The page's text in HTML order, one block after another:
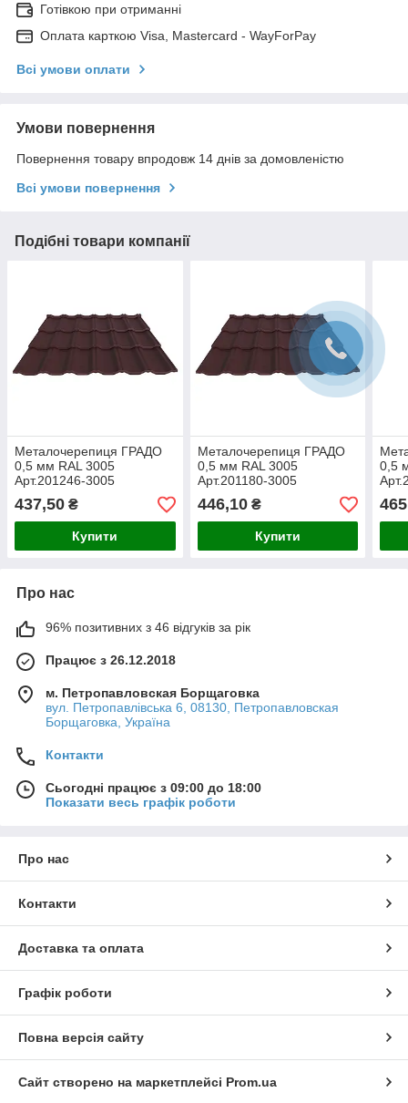
Готівкою при отриманні
Оплата карткою Visa, Mastercard - WayForPay
Всі умови оплати
Умови повернення
Повернення товару впродовж 14 днів за домовленістю
Всі умови повернення
Подібні товари компанії
Металочерепиця ГРАДО
0,5 мм RAL 3005
Арт.201246-3005
437,50 ₴
Купити
Металочерепиця ГРАДО
0,5 мм RAL 3005
Арт.201180-3005
446,10₴
Купити
0,5
Про нас
96% позитивних з 46 відгуків за рік
Працює з 26.12.2018
м. Петропавловская Борщаговка
вул. Петропавлівська 6, 08130, Петропавловская
Борщаговка, Україна
Контакти
Сьогодні працює з 09:00 до 18:00
Показати весь графік роботи
Про нас
Контакти
Доставка та оплата
Графік роботи
Повна версія сайту
Сайт створено на маркетплейсі Prom.ua